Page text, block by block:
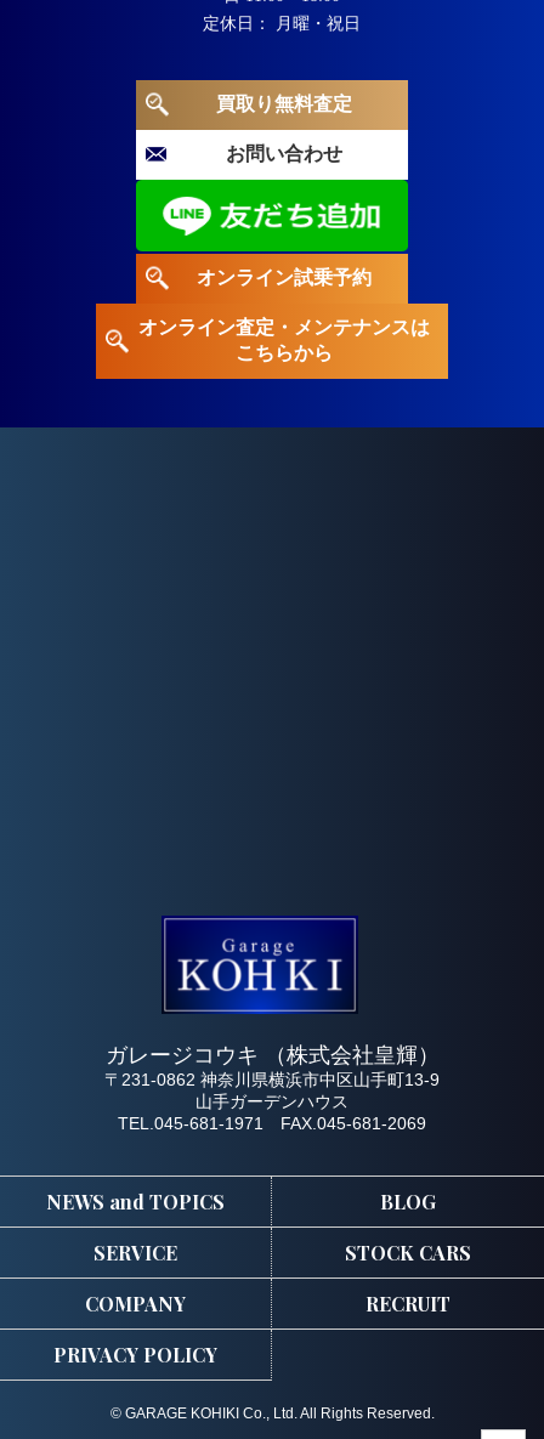
定休日： 月曜・祝日
買取り無料査定
お問い合わせ
オンライン試乗予約
オンライン査定・メンテナンスは
こちらから
ガレージコウキ （株式会社皇輝）
〒231-0862 神奈川県横浜市中区山手町13-9
山手ガーデンハウス
TEL.045-681-1971 FAX.045-681-2069
NEWS and TOPICS
BLOG
SERVICE
STOCK CARS
COMPANY
RECRUIT
PRIVACY POLICY
© GARAGE KOHIKI Co., Ltd. All Rights Reserved.